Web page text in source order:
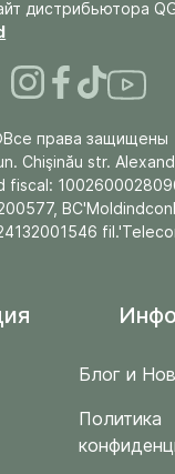
дистрибьютора
права защищены
Chişinău str.
fiscal:
Блог и
Политика